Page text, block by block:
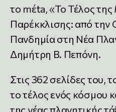
το mέta, «Το Τέλος
Παρέκκλισης: από την
Πανδημία στη Νέα
Δημήτρη Β. Πεπόνη.
Στις 362 σελίδες του,
το τέλος ενός κόσμου
της νέας πλανητικής